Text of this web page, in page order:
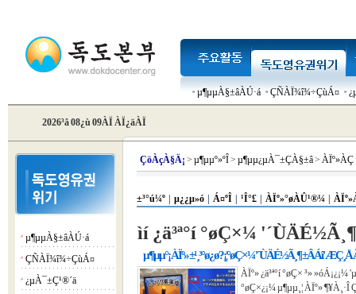
µ¶µµÀ§±âÀÚ·á ÇÑÀÏ¾î¾÷ÇùÁ¤
2026³â 08¿ù 09ÀÏ ÀÏ¿äÀÏ
¡á µ¶µµÀ§±âÀÚ·á
¡á ÇÑÀÏ¾î¾÷ÇùÁ¤
¡á ¿µÀ¯±Ç¹®´ä
ÇöÀçÀ§Ä¡ > µ¶µµº»ºÎ> µ¶µµ¿µÀ¯±ÇÀ§±â> ÀÏº»ÀÇ
±³°ú¼º| µ¿¿µ»ó| Á¤ºÎ| ¹Î°£| ÀÏº»°øÀÛ¹®¼­|
ìí ¿ä³ª°í °øÇ×¼­
µ¶µµ°¡ ÀÏº» ±¹¸³°ø¿ø?¡¦°øÇ×¼­ '´ÙÄÉ½Ã¸¶ ±ÂÁî'
ÀÏº» ¿ä³ª°í °øÇ× ³»
°øÇ×¿¡¼­ µ¶µµ¸¦ ÀÏº»